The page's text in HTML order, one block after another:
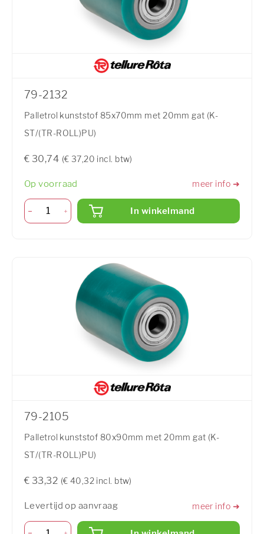
79-2132
Palletrol kunststof 85x70mm met 20mm gat (K-
ST/(TR-ROLL)PU)
€ 30,74 (€ 37,20 incl. btw)
Op voorraad meer info ➜
In winkelmand
79-2105
Palletrol kunststof 80x90mm met 20mm gat (K-
ST/(TR-ROLL)PU)
€ 33,32 (€ 40,32 incl. btw)
Levertijd op aanvraag meer info ➜